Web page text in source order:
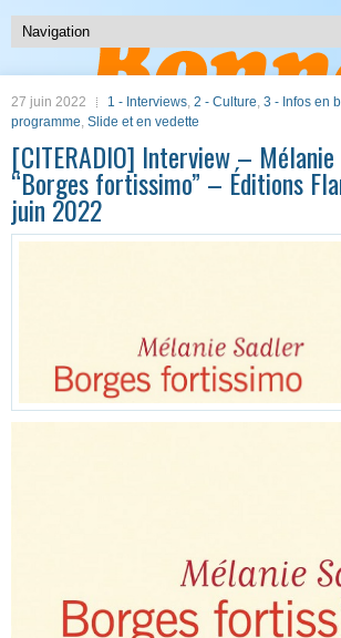
27 juin 2022 1 - Interviews, 2 - Culture, 3 - Infos en
programme, Slide et en vedette
[CITERADIO] Interview –
“Borges fortissimo” – Éditions
juin 2022